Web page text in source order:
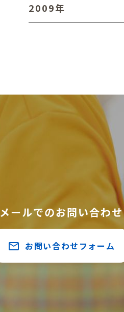
2009年
メールでのお問い合わせ
mail_outline お問い合わせフォーム